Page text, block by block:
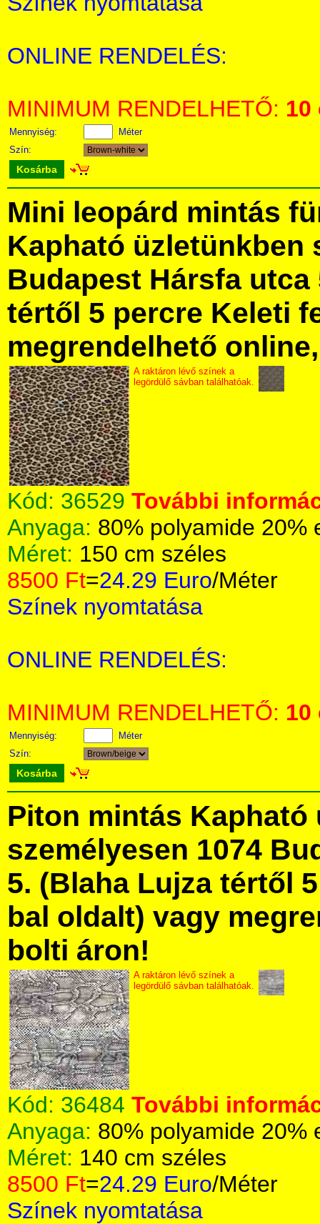
ONLINE RENDELÉS:
MINIMUM RENDELHETŐ: 10
Mennyiség:
Méter
Szín:
Kosárba
Mini leopárd mintás
Kapható üzletünkben
Budapest Hársfa utca
tértől 5 percre Keleti
megrendelhető
A raktáron lévő színek a
legördülő sávban találhatóak.
Kód: 36529 További
Anyaga: 80% polyamide 20%
Méret: 150 cm széles
8500 Ft=24.29 Euro/Méter
Színek nyomtatása
ONLINE RENDELÉS:
MINIMUM RENDELHETŐ: 10
Mennyiség:
Méter
Szín:
Kosárba
Piton mintás Kapható
személyesen 1074
5. (Blaha Lujza tértől
bal oldalt) vagy
bolti áron!
A raktáron lévő színek a
legördülő sávban találhatóak.
Kód: 36484 További
Anyaga: 80% polyamide 20%
Méret: 140 cm széles
8500 Ft=24.29 Euro/Méter
Színek nyomtatása